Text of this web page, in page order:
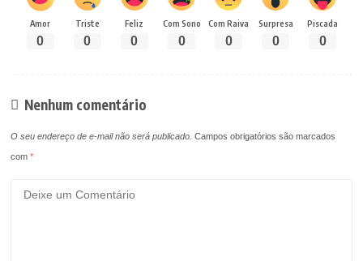
Amor
0
Triste
0
Feliz
0
Com Sono
0
Com Raiva
0
Surpresa
0
Piscada
0
Nenhum comentário
O seu endereço de e-mail não será publicado. Campos obrigatórios são marcados
com*